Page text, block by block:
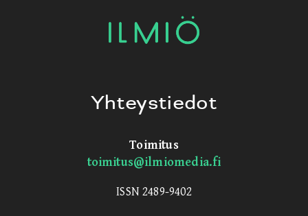
Yhteystiedot
Toimitus
toimitus@ilmiomedia.fi
ISSN 2489-9402